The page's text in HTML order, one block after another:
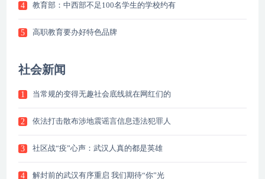
4 教育部：中西部不足100名学生的学校约有
5 高职教育要办好特色品牌
社会新闻
1 当常规的变得无趣社会底线就在网红们的
2 依法打击散布涉地震谣言信息违法犯罪人
3 社区战“疫”心声：武汉人真的都是英雄
4 解封前的武汉有序重启 我们期待“你”光